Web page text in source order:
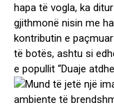
hapa të vogla, ka
gjithmonë nisin me
kontributin e
të botës, ashtu si
e popullit “Duaje